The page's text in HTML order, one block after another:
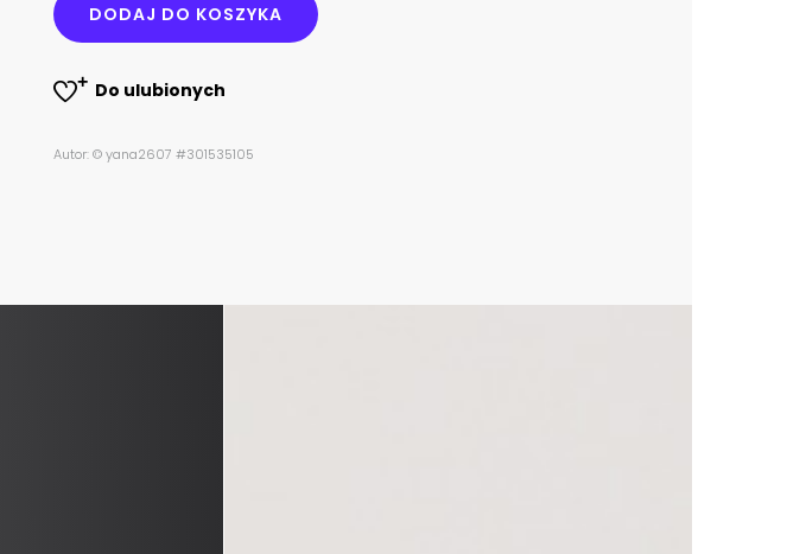
DODAJ DO KOSZYKA
Do ulubionych
Autor: © yana2607 #301535105